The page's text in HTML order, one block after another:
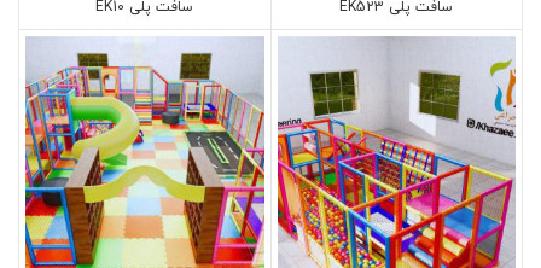
سافت پلی EK523 سافت پلی EK10